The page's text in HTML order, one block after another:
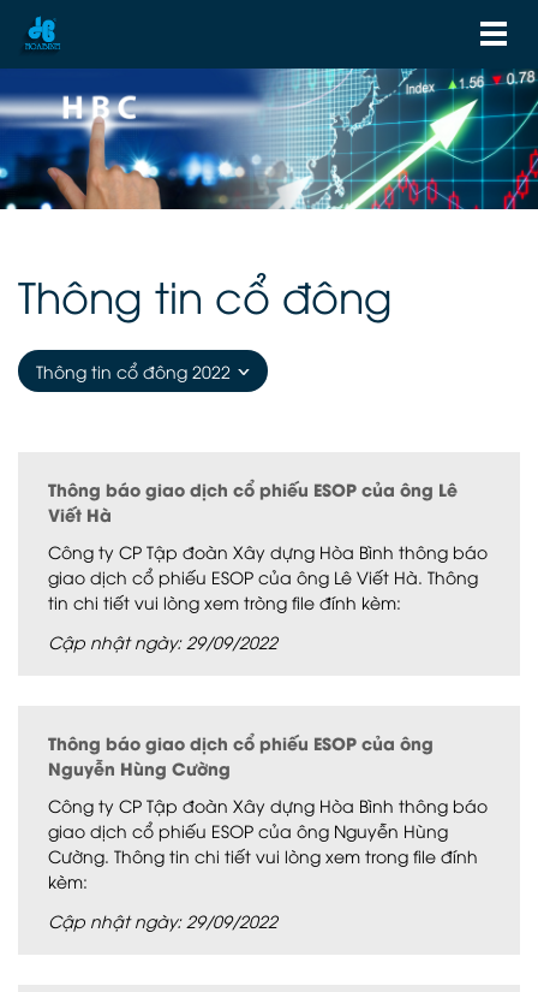
Thông tin cổ đông
Thông tin cổ đông 2022
Thông báo giao dịch cổ phiếu ESOP của ông Lê
Viết Hà
Công ty CP Tập đoàn Xây dựng Hòa Bình thông báo
giao dịch cổ phiếu ESOP của ông Lê Viết Hà. Thông
tin chi tiết vui lòng xem tròng file đính kèm:
Cập nhật ngày: 29/09/2022
Thông báo giao dịch cổ phiếu ESOP của ông
Nguyễn Hùng Cường
Công ty CP Tập đoàn Xây dựng Hòa Bình thông báo
giao dịch cổ phiếu ESOP của ông Nguyễn Hùng
Cường. Thông tin chi tiết vui lòng xem trong file đính
kèm:
Cập nhật ngày: 29/09/2022